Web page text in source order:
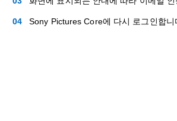
Sony Pictures Core에 다시 로그인합니